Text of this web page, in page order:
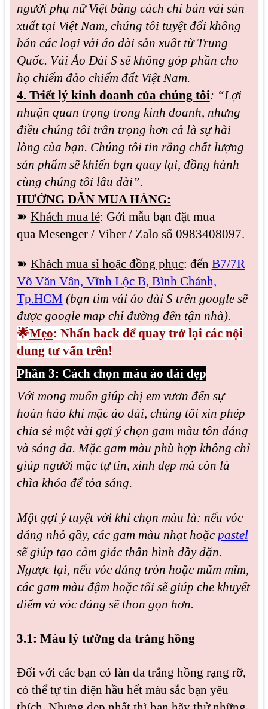
người phụ nữ Việt bằng cách chỉ bán vải sản
xuất tại Việt Nam, chúng tôi tuyệt đối không
bán các loại vải áo dài sản xuất từ Trung
Quốc. Vải Áo Dài S sẽ không góp phần cho
họ chiếm đảo chiếm đất Việt Nam.
4. Triết lý kinh doanh của chúng tôi: “Lợi
nhuận quan trọng trong kinh doanh, nhưng
điều chúng tôi trân trọng hơn cả là sự hài
lòng của bạn. Chúng tôi tin rằng chất lượng
sản phẩm sẽ khiến bạn quay lại, đồng hành
cùng chúng tôi lâu dài”.
HƯỚNG DẪN MUA HÀNG:
➽ Khách mua lẻ: Gởi mẫu bạn đặt mua
qua Mesenger / Viber / Zalo số 0983408097.
➽ Khách mua sỉ hoặc đồng phục: đến B7/7R
Võ Văn Vân, Vĩnh Lộc B, Bình Chánh,
Tp.HCM (bạn tìm vải áo dài S trên google sẽ
được google map chỉ đường đến tận nhà).
🌟Mẹo: Nhấn back để quay trở lại các nội
dung tư vấn trên!
Phần 3: Cách chọn màu áo dài đẹp
Với mong muốn giúp chị em vươn đến sự
hoàn hảo khi mặc áo dài, chúng tôi xin phép
chia sẻ một vài gợi ý chọn gam màu tôn dáng
và sáng da. Mặc gam màu phù hợp không chỉ
giúp người mặc tự tin, xinh đẹp mà còn là
chìa khóa để tỏa sáng.
Một gợi ý tuyệt vời khi chọn màu là: nếu vóc
dáng nhỏ gầy, các gam màu nhạt hoặc pastel
sẽ giúp tạo cảm giác thân hình đầy đặn.
Ngược lại, nếu vóc dáng tròn hoặc mũm mĩm,
các gam màu đậm hoặc tối sẽ giúp che khuyết
điểm và vóc dáng sẽ thon gọn hơn.
3.1: Màu lý tưởng da trắng hồng
Đối với các bạn có làn da trắng hồng rạng rỡ,
có thể tự tin diện hầu hết màu sắc bạn yêu